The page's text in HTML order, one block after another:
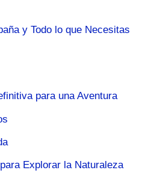
y Todo lo que Necesitas
para una Aventura
Explorar la Naturaleza